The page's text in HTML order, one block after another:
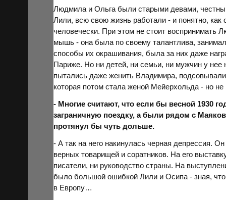
Людмила и Ольга были старыми девами,
Лили, всю свою жизнь работали - и понятно, как
человечески. При этом не стоит воспринимать
мышь - она была по своему талантлива,
способы их окрашивания, была за них даже
Париже. Но ни детей, ни семьи, ни мужчин у
пытались даже женить Владимира,
которая потом стала женой Мейерхольда - но
- Многие считают, что если бы весной 1930
заграничную поездку, а были рядом с
протянул бы чуть дольше.
- А так на него накинулась черная депрессия.
верных товарищей и соратников. На его
писатели, ни руководство страны. На
было большой ошибкой Лили и Осипа - зная, что
в Европу…